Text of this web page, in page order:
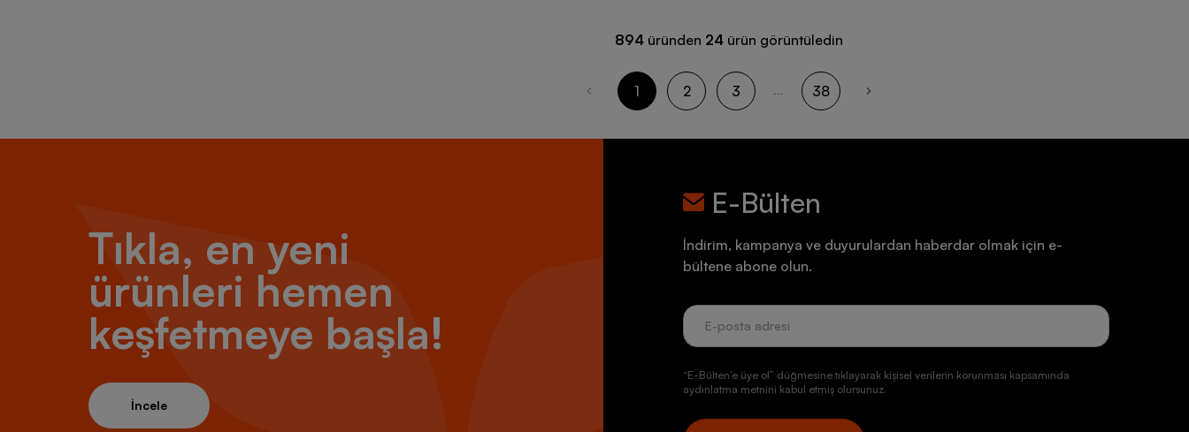
894 üründen 24 ürün görüntüledin
1 2 3 ... 38
Tıkla, en yeni
ürünleri hemen
keşfetmeye başla!
İncele
E-Bülten
İndirim, kampanya ve duyurulardan haberdar olmak için e-
bültene abone olun.
“E-Bülten’e üye ol” düğmesine tıklayarak kişisel verilerin korunması kapsamında
aydınlatma metnini kabul etmiş olursunuz.